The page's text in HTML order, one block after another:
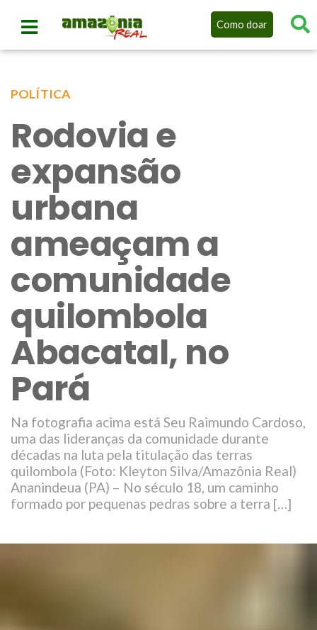
Como doar
POLÍTICA
Rodovia e
expansão
urbana
ameaçam a
comunidade
quilombola
Abacatal, no
Pará
Na fotografia acima está Seu Raimundo Cardoso,
uma das lideranças da comunidade durante
décadas na luta pela titulação das terras
quilombola (Foto: Kleyton Silva/Amazônia Real)
Ananindeua (PA) – No século 18, um caminho
formado por pequenas pedras sobre a terra […]